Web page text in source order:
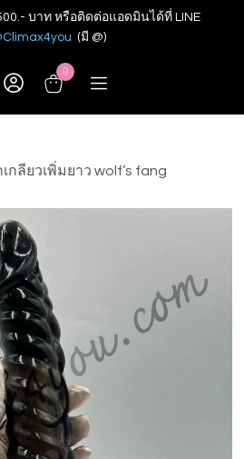
บาท หรือติดต่อแอดมินได้ที่ LINE
(มี @)
0
กลียวเพิ่มยาว wolf’s fang